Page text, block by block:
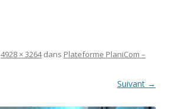
4928 × 3264dans Plateforme PlaniCom –
Suivant →